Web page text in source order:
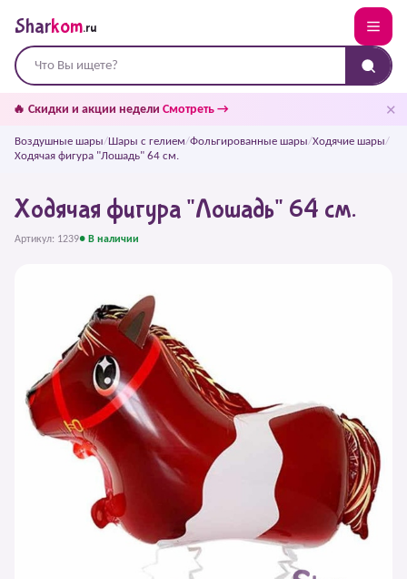
Sharkom.ru
🔥 Скидки и акции недели Смотреть → ✕
Воздушные шары/Шары с гелием/Фольгированные шары/Ходячие шары/
Ходячая фигура "Лошадь" 64 см.
Ходячая фигура "Лошадь" 64 см.
Артикул: 1239● В наличии